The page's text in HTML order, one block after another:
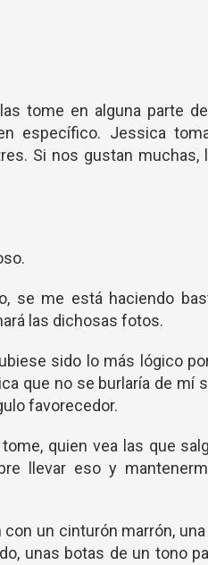
tome en alguna parte
específico. Jessica
Si nos gustan muchas,
se me está haciendo
las dichosas fotos.
sido lo más lógico
que no se burlaría de mí
favorecedor.
quien vea las que
llevar eso y
un cinturón marrón,
unas botas de un tono